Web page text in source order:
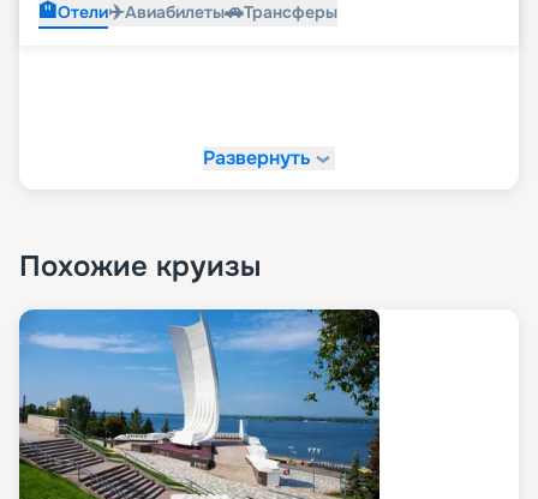
🏨Отели✈️Авиабилеты🚗Трансферы
Развернуть
Похожие круизы